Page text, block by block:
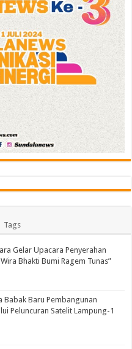
Tags
Gelar Upacara Penyerahan
Bhakti Bumi Ragem Tunas”
Babak Baru Pembangunan
Peluncuran Satelit Lampung-1